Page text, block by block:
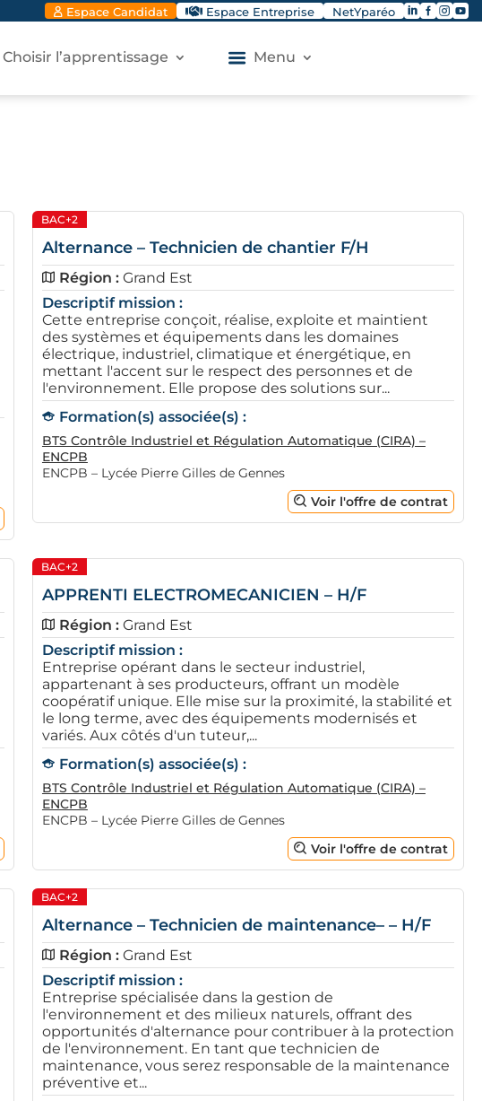
Espace Candidat Espace Entreprise NetYparéo 
Choisir l’apprentissage Menu
BAC+2
Alternance – Technicien de chantier F/H
Région : Grand Est
Descriptif mission :
Cette entreprise conçoit, réalise, exploite et maintient
des systèmes et équipements dans les domaines
électrique, industriel, climatique et énergétique, en
mettant l'accent sur le respect des personnes et de
l'environnement. Elle propose des solutions sur...
Formation(s) associée(s) :
BTS Contrôle Industriel et Régulation Automatique (CIRA) –
ENCPB
ENCPB – Lycée Pierre Gilles de Gennes
Voir l'offre de contrat
BAC+2
APPRENTI ELECTROMECANICIEN – H/F
Région : Grand Est
Descriptif mission :
Entreprise opérant dans le secteur industriel,
appartenant à ses producteurs, offrant un modèle
coopératif unique. Elle mise sur la proximité, la stabilité et
le long terme, avec des équipements modernisés et
variés. Aux côtés d'un tuteur,...
Formation(s) associée(s) :
BTS Contrôle Industriel et Régulation Automatique (CIRA) –
ENCPB
ENCPB – Lycée Pierre Gilles de Gennes
Voir l'offre de contrat
BAC+2
Alternance – Technicien de maintenance– – H/F
Région : Grand Est
Descriptif mission :
Entreprise spécialisée dans la gestion de
l'environnement et des milieux naturels, offrant des
opportunités d'alternance pour contribuer à la protection
de l'environnement. En tant que technicien de
maintenance, vous serez responsable de la maintenance
préventive et...